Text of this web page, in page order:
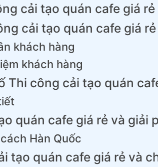
cải tạo quán cafe giá rẻ
cải tạo quán cafe giá rẻ
khách hàng
khách hàng
Thi công cải tạo quán
quán cafe giá rẻ và giải
Hàn Quốc
tạo quán cafe giá rẻ và